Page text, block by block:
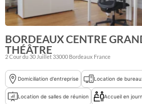
BORDEAUX CENTRE
THÉÂTRE
2 Cour du 30 Juillet 33000 Bordeaux France
Domiciliation d'entreprise Location de
Location de salles de réunion Accueil en